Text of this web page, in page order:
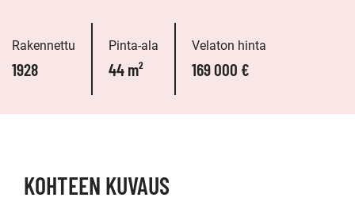
Rakennettu
1928
Pinta-ala
44 m²
Velaton hinta
169 000 €
KOHTEEN KUVAUS